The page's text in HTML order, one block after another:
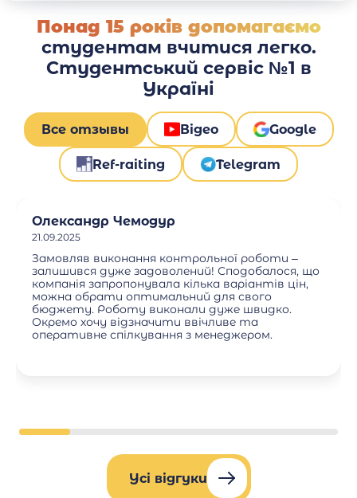
Понад 15 років допомагаємо
студентам вчитися легко.
Студентський сервіс №1 в
Україні
Все отзывы Відео Google
Ref-raiting Telegram
Олександр Чемодур
21.09.2025
Замовляв виконання контрольної роботи –
залишився дуже задоволений! Сподобалося, що
компанія запропонувала кілька варіантів цін,
можна обрати оптимальний для свого
бюджету. Роботу виконали дуже швидко.
Окремо хочу відзначити ввічливе та
оперативне спілкування з менеджером.
Усі відгуки